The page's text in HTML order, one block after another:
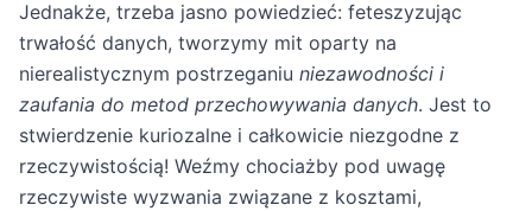
Jednakże, trzeba jasno powiedzieć: feteszyzując
trwałość danych, tworzymy mit oparty na
nierealistycznym postrzeganiu niezawodności i
zaufania do metod przechowywania danych. Jest to
stwierdzenie kuriozalne i całkowicie niezgodne z
rzeczywistością! Weźmy chociażby pod uwagę
rzeczywiste wyzwania związane z kosztami,